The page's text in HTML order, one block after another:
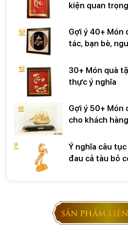
kiện quan trọng
Gợi ý 40+ Món
tác, bạn bè,
30+ Món quà
thực ý nghĩa
Gợi ý 50+ Món
cho khách
Ý nghĩa câu
đau cả tàu bỏ
SẢN PHẨM